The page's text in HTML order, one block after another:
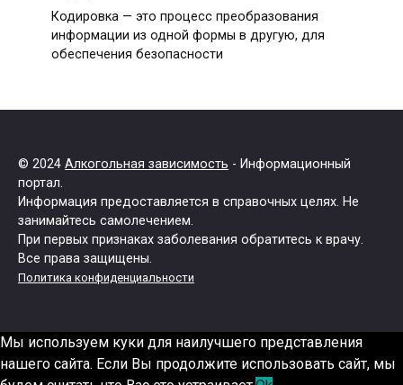
Кодировка — это процесс преобразования
информации из одной формы в другую, для
обеспечения безопасности
© 2024 Алкогольная зависимость - Информационный
портал.
Информация предоставляется в справочных целях. Не
занимайтесь самолечением.
При первых признаках заболевания обратитесь к врачу.
Все права защищены.
Политика конфиденциальности
Мы используем куки для наилучшего представления
нашего сайта. Если Вы продолжите использовать сайт, мы